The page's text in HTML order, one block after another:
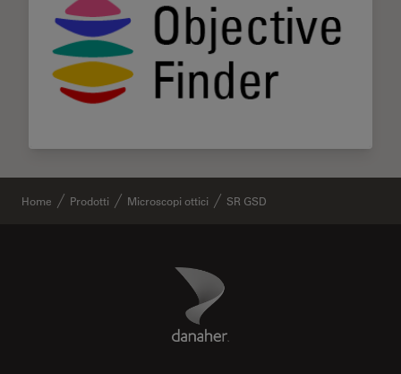
Home Prodotti Microscopi ottici SR GSD
Danaher Logo